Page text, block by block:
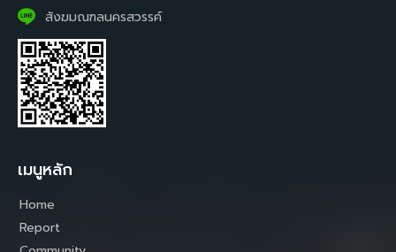
สังฆมณฑลนครสวรรค์
เมนูหลัก
Home
Report